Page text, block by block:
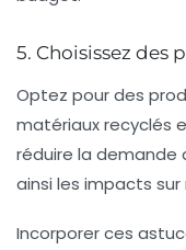
5. Choisissez des
Optez pour des
matériaux recyclés
réduire la demande
ainsi les impacts
Incorporer ces